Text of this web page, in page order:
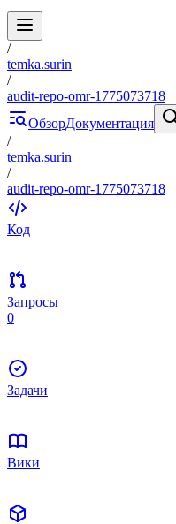
/
temka.surin
/
audit-repo-omr-1775073718
ОбзорДокументация
/
temka.surin
/
audit-repo-omr-1775073718
Код
Запросы
0
Задачи
Вики